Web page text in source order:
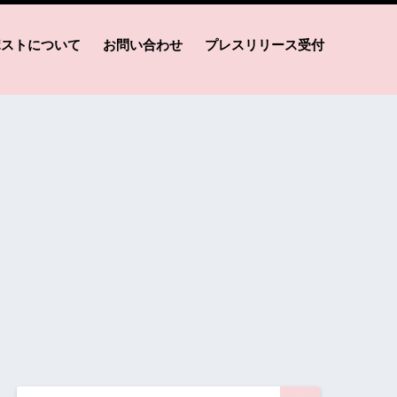
トについて お問い合わせ プレスリリース受付